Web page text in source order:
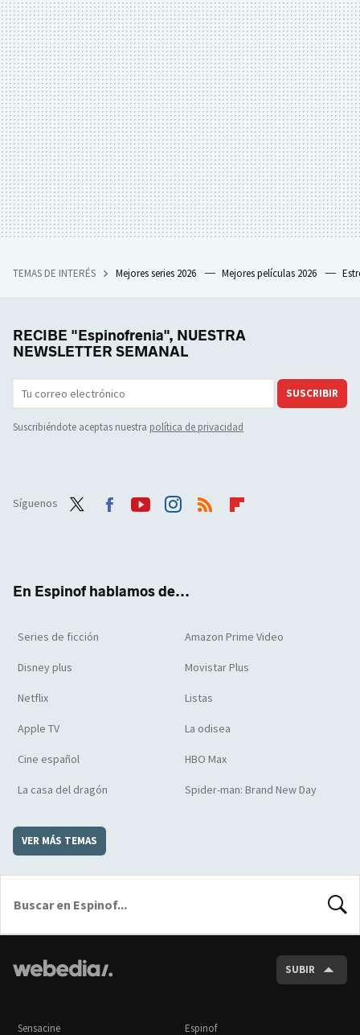
TEMAS DE INTERÉS Mejores series 2026 Mejores películas 2026
RECIBE "Espinofrenia", NUESTRA
NEWSLETTER SEMANAL
SUSCRIBIR
Suscribiéndote aceptas nuestra política de privacidad
Síguenos
En Espinof hablamos de...
Series de ficción Amazon Prime Video
Disney plus Movistar Plus
Netflix Listas
Apple TV La odisea
Cine español HBO Max
La casa del dragón Spider-man: Brand New Day
VER MÁS TEMAS
SUBIR
Sensacine Espinof